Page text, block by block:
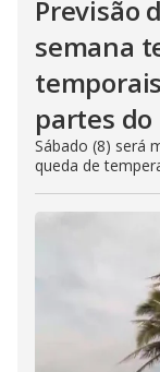
Previsão
semana
partes do
Sábado (8) será
queda de